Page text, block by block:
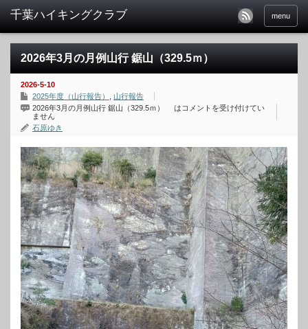
menu
2026年3月の月例山行 鋸山（329.5ｍ）
2026-5-10
2025年度（山行報告）
山行報告
2026年3月の月例山行 鋸山（329.5ｍ） は コメントを受け付けてい
ません
石原ゆき